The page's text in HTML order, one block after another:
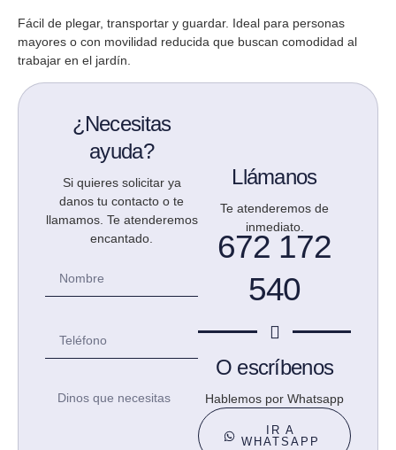
Fácil de plegar, transportar y guardar. Ideal para personas
mayores o con movilidad reducida que buscan comodidad al
trabajar en el jardín.
¿Necesitas
ayuda?
Si quieres solicitar ya
danos tu contacto o te
llamamos. Te atenderemos
encantado.
Llámanos
Te atenderemos de
inmediato.
672 172
540
O escríbenos
Hablemos por Whatsapp
IR A
WHATSAPP